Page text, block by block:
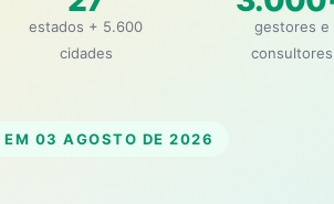
estados + 5.600
cidades
gestores e
consultores
03 AGOSTO DE 2026